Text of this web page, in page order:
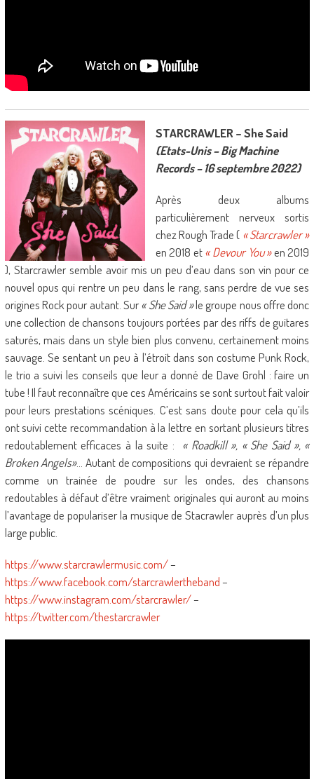
STARCRAWLER – She Said
(Etats-Unis – Big Machine
Records – 16 septembre 2022)
Après deux albums
particulièrement nerveux sortis
chez Rough Trade ( « Starcrawler »
en 2018 et« Devour You »en 2019
), Starcrawler semble avoir mis un peu d’eau dans son vin pour ce
nouvel opus qui rentre un peu dans le rang, sans perdre de vue ses
origines Rock pour autant. Sur« She Said »le groupe nous offre donc
une collection de chansons toujours portées par des riffs de guitares
saturés, mais dans un style bien plus convenu, certainement moins
sauvage. Se sentant un peu à l’étroit dans son costume Punk Rock,
le trio a suivi les conseils que leur a donné de Dave Grohl : faire un
tube ! Il faut reconnaître que ces Américains se sont surtout fait valoir
pour leurs prestations scéniques. C’est sans doute pour cela qu’ils
ont suivi cette recommandation à la lettre en sortant plusieurs titres
redoutablement efficaces à la suite : « Roadkill », « She Said », «
Broken Angels»… Autant de compositions qui devraient se répandre
comme un trainée de poudre sur les ondes, des chansons
redoutables à défaut d’être vraiment originales qui auront au moins
l’avantage de populariser la musique de Stacrawler auprès d’un plus
large public.
https://www.starcrawlermusic.com/–
https://www.facebook.com/starcrawlertheband–
https://www.instagram.com/starcrawler/–
https://twitter.com/thestarcrawler